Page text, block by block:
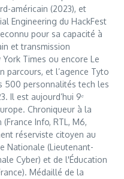
américain (2023), et
Engineering du HackFest
pour sa capacité à
et transmission
Times ou encore Le
parcours, et l’agence Tyto
500 personnalités tech les
Il est aujourd’hui 9ᵉ
Chroniqueur à la
Info, RTL, M6,
réserviste citoyen au
Nationale (Lieutenant-
Cyber) et de l'Éducation
Médaillé de la